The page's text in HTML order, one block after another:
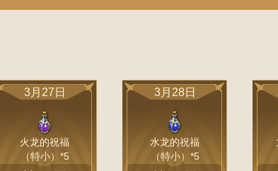
3月27日
火龙的祝福
（特小）*5
3月28日
水龙的祝福
（特小）*5